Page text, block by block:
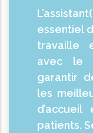
essentiel
travaille
avec le
garantir
les
patients.